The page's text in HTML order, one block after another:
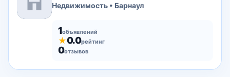
Недвижимость • Барнаул
1объявлений
★0.0рейтинг
0отзывов